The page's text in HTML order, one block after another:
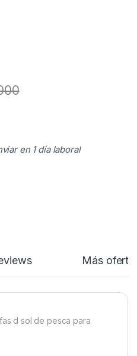
Filtro Uv400
en 1 día laboral
Más
d sol de pesca para